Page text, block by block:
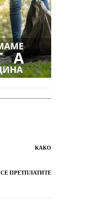
КАКО
СЕ ПРЕТПЛАТИТЕ